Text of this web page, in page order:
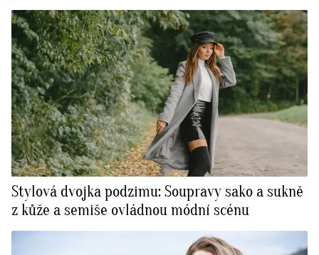
Stylová dvojka podzimu: Soupravy sako a sukně
z kůže a semiše ovládnou módní scénu